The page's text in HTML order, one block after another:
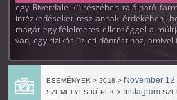
egy Riverdale külrészében található
intézkedéseket tesz annak érdekében,
magát egy félelmetes ellenséggel a
van, egy rizikós üzleti döntést hoz,
ESEMÉNYEK > 2018 > November
SZEMÉLYES KÉPEK > Instagram